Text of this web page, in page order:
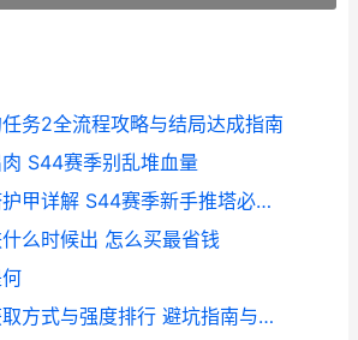
务2全流程攻略与结局达成指南
S44赛季别乱堆血量
王者荣耀防御塔护甲详解 S44赛季新手推塔必读指南
么时候出 怎么买最省钱
乱世王者郭嘉获取方式与强度排行 避坑指南与武将评级